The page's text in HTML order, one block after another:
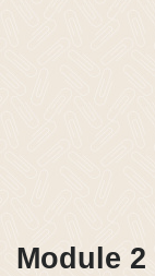
Module 2